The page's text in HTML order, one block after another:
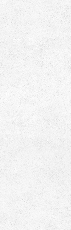
更新 08/01
JR京浜東北線
『大森駅』徒歩
間取り：1DK〜